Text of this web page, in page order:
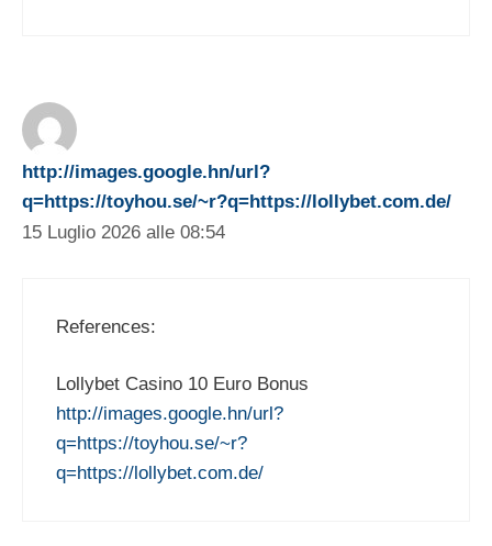
http://images.google.hn/url?
q=https://toyhou.se/~r?q=https://lollybet.com.de/
15 Luglio 2026 alle 08:54
References:
Lollybet Casino 10 Euro Bonus
http://images.google.hn/url?
q=https://toyhou.se/~r?
q=https://lollybet.com.de/